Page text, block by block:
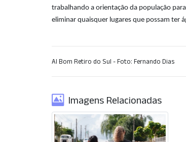
trabalhando a orientação da população
eliminar quaisquer lugares que possam ter
AI Bom Retiro do Sul - Foto: Fernando Dias
Imagens Relacionadas